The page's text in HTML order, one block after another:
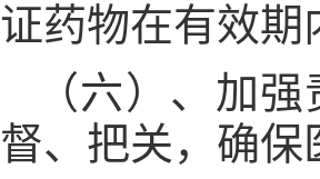
证药物在有效
（六）、 加强
督、把关，确保